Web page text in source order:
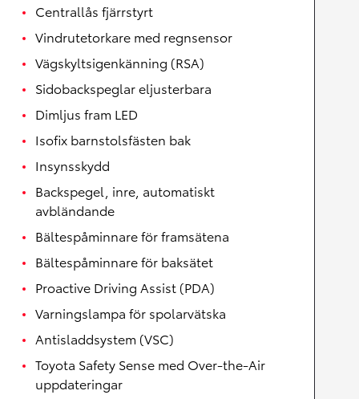
Centrallås fjärrstyrt
Vindrutetorkare med regnsensor
Vägskyltsigenkänning (RSA)
Sidobackspeglar eljusterbara
Dimljus fram LED
Isofix barnstolsfästen bak
Insynsskydd
Backspegel, inre, automatiskt
avbländande
Bältespåminnare för framsätena
Bältespåminnare för baksätet
Proactive Driving Assist (PDA)
Varningslampa för spolarvätska
Antisladdsystem (VSC)
Toyota Safety Sense med Over-the-Air
uppdateringar